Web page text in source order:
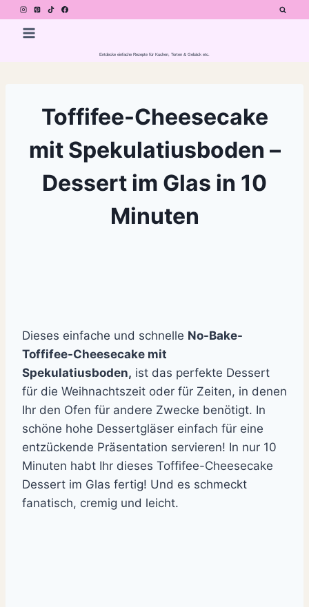
Zum
Inhalt
Entdecke einfache Rezepte für Kuchen, Torten & Gebäck etc.
Toffifee-Cheesecake
mit Spekulatiusboden –
Dessert im Glas in 10
Minuten
Dieses einfache und schnelle No-Bake-
Toffifee-Cheesecake mit
Spekulatiusboden, ist das perfekte Dessert
für die Weihnachtszeit oder für Zeiten, in denen
Ihr den Ofen für andere Zwecke benötigt. In
schöne hohe Dessertgläser einfach für eine
entzückende Präsentation servieren! In nur 10
Minuten habt Ihr dieses Toffifee-Cheesecake
Dessert im Glas fertig! Und es schmeckt
fanatisch, cremig und leicht.